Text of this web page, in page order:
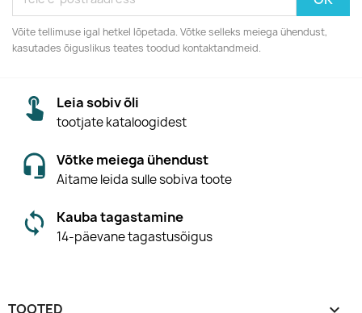
Võite tellimuse igal hetkel lõpetada. Võtke selleks meiega ühendust,
kasutades õiguslikus teates toodud kontaktandmeid.
Leia sobiv õli
tootjate kataloogidest
Võtke meiega ühendust
Aitame leida sulle sobiva toote
Kauba tagastamine
14-päevane tagastusõigus
TOOTED